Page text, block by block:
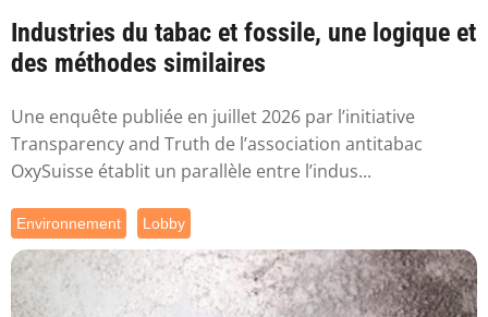
Industries du tabac et fossile, une logique et
des méthodes similaires
Une enquête publiée en juillet 2026 par l’initiative
Transparency and Truth de l’association antitabac
OxySuisse établit un parallèle entre l’indus...
Environnement Lobby